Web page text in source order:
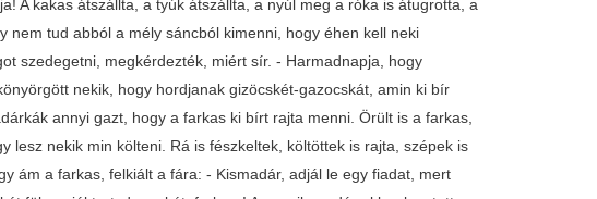
A kakas átszállta, a tyúk átszállta, a nyúl meg a róka is átugrotta, a
tud abból a mély sáncból kimenni, hogy éhen kell neki
szedegetni, megkérdezték, miért sír. - Harmadnapja, hogy
nekik, hogy hordjanak gizöcskét-gazocskát, amin ki bír
annyi gazt, hogy a farkas ki bírt rajta menni. Örült is a farkas,
lesz nekik min költeni. Rá is fészkeltek, költöttek is rajta, szépek is
ám a farkas, felkiált a fára: - Kismadár, adjál le egy fiadat, mert